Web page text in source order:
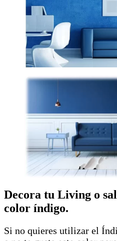
Decora tu Living o
color índigo.
Si no quieres utilizar el